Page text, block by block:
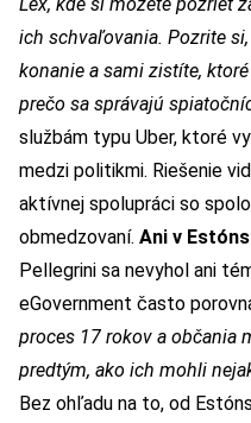
ich schvaľovania. Pozrite
konanie a sami zistíte,
prečo sa správajú
službám typu Uber, ktoré
medzi politikmi. Riešenie
aktívnej spolupráci so
obmedzovaní. Ani v
Pellegrini sa nevyhol ani
eGovernment často
proces 17 rokov a občania
predtým, ako ich mohli
Bez ohľadu na to, od